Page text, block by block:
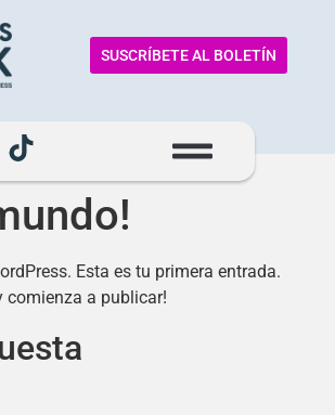
SUSCRÍBETE AL BOLETÍN
Esta es tu primera entrada.
comienza a publicar!